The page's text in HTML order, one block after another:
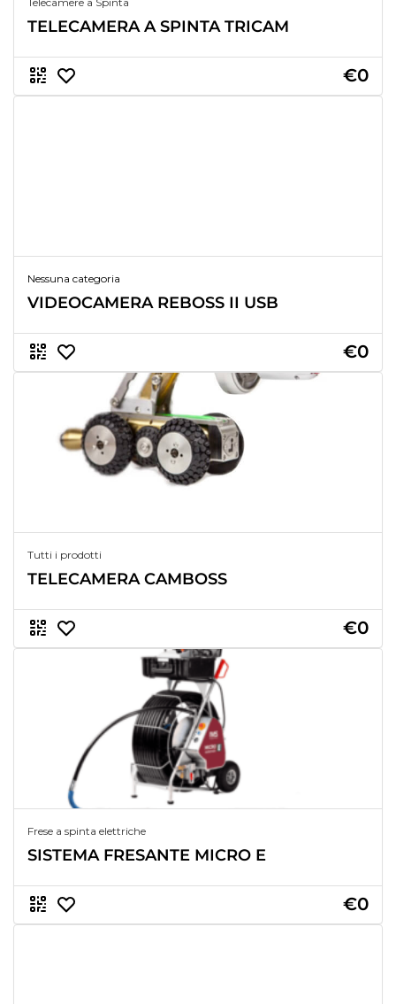
TELECAMERA A SPINTA TRICAM
€0
Nessuna categoria
VIDEOCAMERA REBOSS II USB
€0
Tutti i prodotti
TELECAMERA CAMBOSS
€0
Frese a spinta elettriche
SISTEMA FRESANTE MICRO E
€0